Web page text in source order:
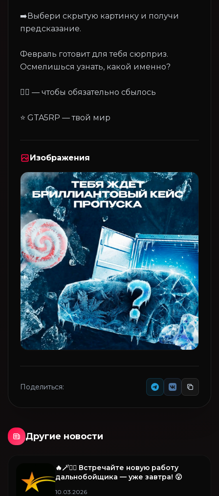
➡️Выбери скрытую картинку и получи
предсказание.
Февраль готовит для тебя сюрприз.
Осмелишься узнать, какой именно?
❤️‍🔥 — чтобы обязательно сбылось
Изображения
Поделиться:
Другие новости
🔥🪄🧚‍♂️ Встречайте новую работу
дальнобойщика — уже завтра! 😮
10.03.2026